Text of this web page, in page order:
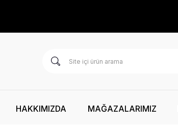
HAKKIMIZDA MAĞAZALARIMIZ